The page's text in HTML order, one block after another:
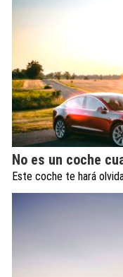
No es un coche
Este coche te hará